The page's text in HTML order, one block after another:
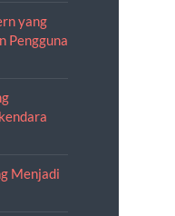
yang
Pengguna
Menjadi